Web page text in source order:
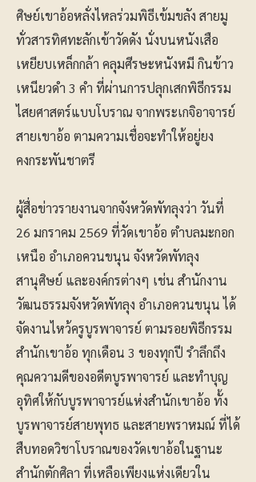
ศิษย์เขาอ้อหลั่งไหลร่วมพิธีเข้มขลัง สายมู
ทั่วสารทิศทะลักเข้าวัดดัง นั่งบนหนังเสือ
เหยียบเหล็กกล้า คลุมศีรษะหนังหมี กินข้าว
เหนียวดำ 3 คำ ที่ผ่านการปลุกเสกพิธีกรรม
ไสยศาสตร์แบบโบราณ จากพระเกจิอาจารย์
สายเขาอ้อ ตามความเชื่อจะทำให้อยู่ยง
คงกระพันชาตรี
ผู้สื่อข่าวรายงานจากจังหวัดพัทลุงว่า วันที่
26 มกราคม 2569 ที่วัดเขาอ้อ ตำบลมะกอก
เหนือ อำเภอควนขนุน จังหวัดพัทลุง
สานุศิษย์ และองค์กรต่างๆ เช่น สำนักงาน
วัฒนธรรมจังหวัดพัทลุง อำเภอควนขนุน ได้
จัดงานไหว้ครูบูรพาจารย์ ตามรอยพิธีกรรม
สำนักเขาอ้อ ทุกเดือน 3 ของทุกปี รำลึกถึง
คุณความดีของอดีตบูรพาจารย์ และทำบุญ
อุทิศให้กับบูรพาจารย์แห่งสำนักเขาอ้อ ทั้ง
บูรพาจารย์สายพุทธ และสายพราหมณ์ ที่ได้
สืบทอดวิชาโบราณของวัดเขาอ้อในฐานะ
สำนักตักศิลา ที่เหลือเพียงแห่งเดียวใน